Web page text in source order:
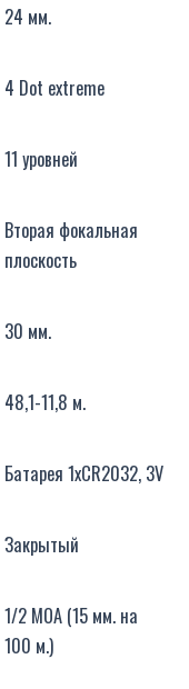
24 мм.
4 Dot extreme
11 уровней
Вторая фокальная
плоскость
30 мм.
48,1-11,8 м.
Батарея 1хCR2032, 3V
Закрытый
1/2 МОА (15 мм. на
100 м.)